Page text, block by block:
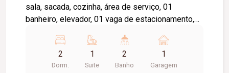
sala, sacada, cozinha, área de serviço, 01
banheiro, elevador, 01 vaga de estacionamento,
incluso no aluguel.
2
Dorm.
1
Suite
2
Banho
1
Garagem